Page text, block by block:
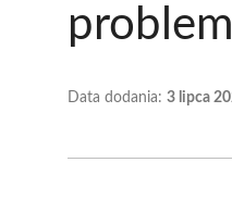
Data dodania: 3 lipca